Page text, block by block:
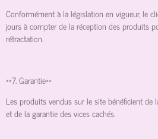
Conformément à la législation en vigueur, le
jours à compter de la réception des produits
rétractation.
**7. Garantie**
Les produits vendus sur le site bénéficient de
et de la garantie des vices cachés.